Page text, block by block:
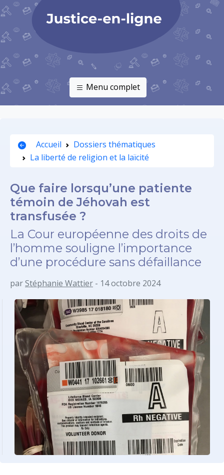
Menu complet
Accueil
Dossiers thématiques
La liberté de religion et la laïcité
Que faire lorsqu’une patiente
témoin de Jéhovah est
transfusée ?
La Cour européenne des droits de
l’homme souligne l’importance
d’une procédure sans défaillance
parStéphanie Wattier - 14 octobre 2024